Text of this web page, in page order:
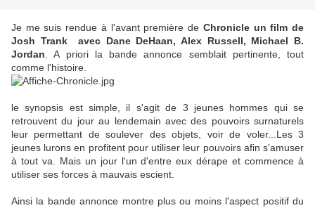
Je me suis rendue à l'avant première de Chronicle un film de
Josh Trankavec Dane DeHaan,Alex Russell, Michael B.
Jordan . A priori la bande annonce semblait pertinente, tout
comme l'histoire.
le synopsis est simple, il s'agit de 3 jeunes hommes qui se
retrouvent du jour au lendemain avec des pouvoirs surnaturels
leur permettant de soulever des objets, voir de voler...Les 3
jeunes lurons en profitent pour utiliser leur pouvoirs afin s'amuser
à tout va. Mais un jour l'un d'entre eux dérape et commence à
utiliser ses forces à mauvais escient.
Ainsi la bande annonce montre plus ou moins l'aspect positif du